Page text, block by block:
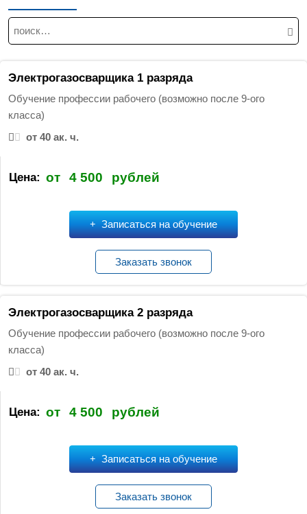
Н
а
т
Электрогазосварщика 1 разряда
Обучение профессии рабочего (возможно после 9-ого
класса)
от 40 ак. ч.
Цена: от 4 500 рублей
Записаться на обучение
Заказать звонок
Электрогазосварщика 2 разряда
Обучение профессии рабочего (возможно после 9-ого
класса)
от 40 ак. ч.
Цена: от 4 500 рублей
Записаться на обучение
Заказать звонок